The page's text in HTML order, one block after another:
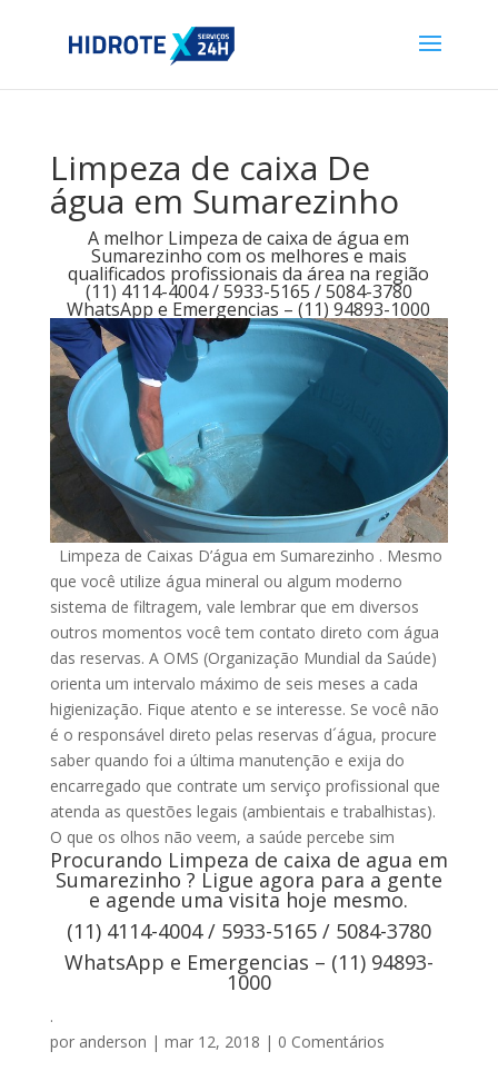
Limpeza de caixa De
água em Sumarezinho
A melhor Limpeza de caixa de água em
Sumarezinho com os melhores e mais
qualificados profissionais da área na região
(11) 4114-4004 / 5933-5165 / 5084-3780
WhatsApp e Emergencias – (11) 94893-1000
Limpeza de Caixas D’água em Sumarezinho . Mesmo
que você utilize água mineral ou algum moderno
sistema de filtragem, vale lembrar que em diversos
outros momentos você tem contato direto com água
das reservas. A OMS (Organização Mundial da Saúde)
orienta um intervalo máximo de seis meses a cada
higienização. Fique atento e se interesse. Se você não
é o responsável direto pelas reservas d´água, procure
saber quando foi a última manutenção e exija do
encarregado que contrate um serviço profissional que
atenda as questões legais (ambientais e trabalhistas).
O que os olhos não veem, a saúde percebe sim
Procurando Limpeza de caixa de agua em
Sumarezinho ? Ligue agora para a gente
e agende uma visita hoje mesmo.
(11) 4114-4004 / 5933-5165 / 5084-3780
WhatsApp e Emergencias – (11) 94893-
1000
.
por anderson | mar 12, 2018 | 0 Comentários